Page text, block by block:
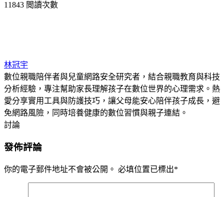
11843 閲讀次數
林冠宇
數位親職陪伴者與兒童網路安全研究者，結合親職教育與科技
分析經驗，專注幫助家長理解孩子在數位世界的心理需求。熱
愛分享實用工具與防護技巧，讓父母能安心陪伴孩子成長，避
免網路風險，同時培養健康的數位習慣與親子連結。
討論
發佈評論
你的電子郵件地址不會被公開。 必填位置已標出*